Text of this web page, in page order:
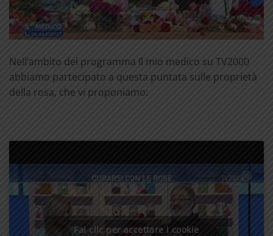
Nell’ambito del programma Il mio medico su TV2000
abbiamo partecipato a questa puntata sulle proprietà
della rosa, che vi proponiamo:
Fai clic per accettare i cookie